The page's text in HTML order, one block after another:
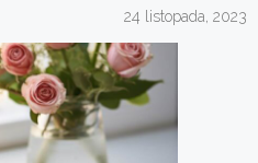
24 listopada, 2023